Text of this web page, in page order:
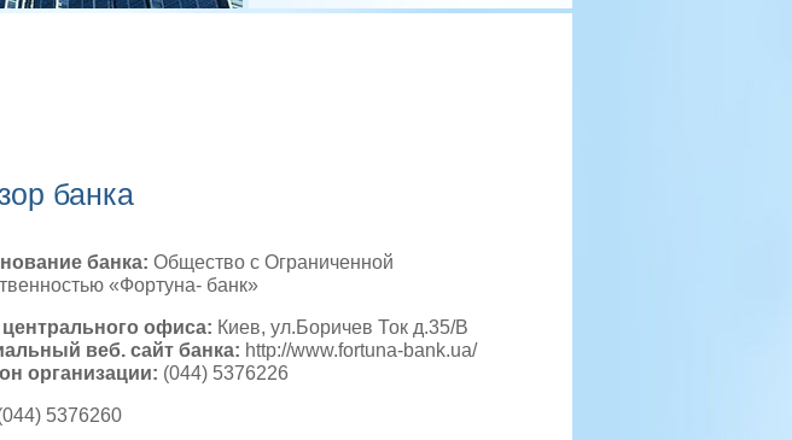
банка
банка: Общество с Ограниченной
«Фортуна- банк»
офиса: Киев, ул.Боричев Ток д.35/В
веб. сайт банка: http://www.fortuna-bank.ua/
организации: (044) 5376226
5376260